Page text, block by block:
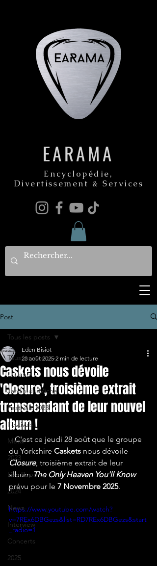
EARAMA
Encyclopédie,
Divertissement & Services
Post
Tous les posts
Earama
Jardin du Michel
Festivals 2023
Festivals
Metal
2023
Live Reports
2024
News
Interview
Concerts
2025
Tous les posts
Caskets nous dévoile
'Closure', troisième extrait
transcendant de leur nouvel
album !
Eden Bisiot
28 août 2025 2 min de lecture
   C'est ce jeudi 28 août que le groupe
du Yorkshire Caskets nous dévoile
Closure, troisième extrait de leur
album The Only Heaven You'll Know
prévu pour le 7 Novembre 2025.
https://www.youtube.com/watch?
v=7REx6DBGezs&list=RD7REx6DBGezs&start
_radio=1